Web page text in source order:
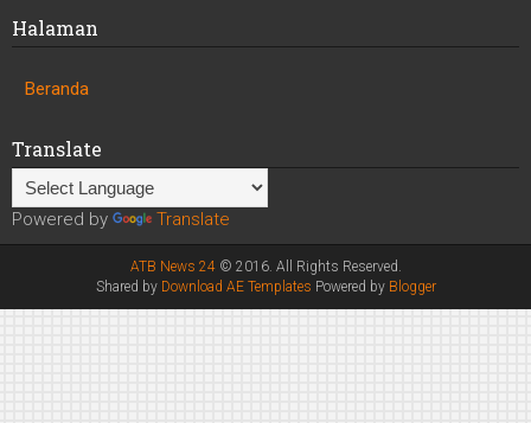
Halaman
Beranda
Translate
Powered by Translate
ATB News 24© 2016. All Rights Reserved.
Shared by Download AE Templates Powered by Blogger